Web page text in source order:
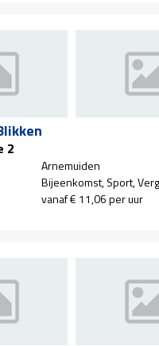
2
Arnemuiden
Bijeenkomst, Sport,
vanaf € 11,06 per uur